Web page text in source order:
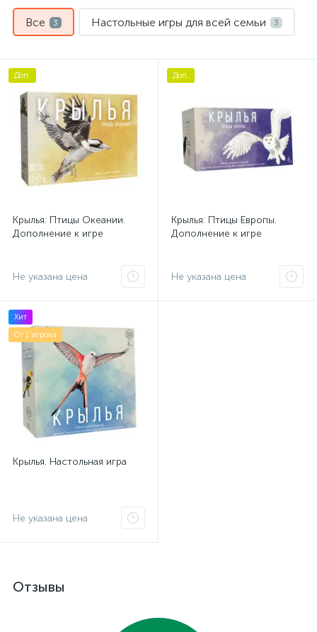
Все 3 Настольные игры для всей семьи 3
Доп.
Крылья: Птицы Океании.
Дополнение к игре
Не указана цена
Доп.
Крылья: Птицы Европы.
Дополнение к игре
Не указана цена
Хит
От 1 игрока
Крылья. Настольная игра
Не указана цена
Отзывы